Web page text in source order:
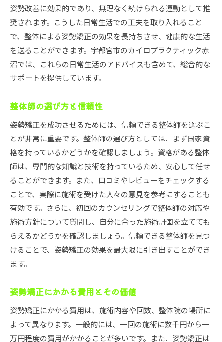
姿勢改善に効果的であり、無理なく続けられる運動として推
奨されます。こうした日常生活での工夫を取り入れること
で、整体による姿勢矯正の効果を長持ちさせ、健康的な生活
を送ることができます。宇都宮市のカイロプラクティック赤
沼では、これらの日常生活のアドバイスも含めて、総合的な
サポートを提供しています。
整体師の選び方と信頼性
姿勢矯正を成功させるためには、信頼できる整体師を選ぶこ
とが非常に重要です。整体師の選び方としては、まず国家資
格を持っているかどうかを確認しましょう。資格がある整体
師は、専門的な知識と技術を持っているため、安心して任せ
ることができます。また、口コミやレビューをチェックする
ことで、実際に施術を受けた人々の意見を参考にすることも
有効です。さらに、初回のカウンセリングで整体師の対応や
施術方針について質問し、自分に合った施術計画を立てても
らえるかどうかを確認しましょう。信頼できる整体師を見つ
けることで、姿勢矯正の効果を最大限に引き出すことができ
ます。
姿勢矯正にかかる費用とその価値
姿勢矯正にかかる費用は、施術内容や回数、整体院の場所に
よって異なります。一般的には、一回の施術に数千円から一
万円程度の費用がかかることが多いです。また、姿勢矯正は